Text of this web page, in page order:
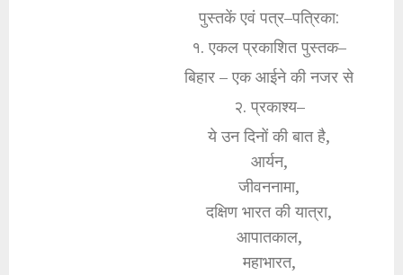
पुस्तकें एवं पत्र–पत्रिका:
१. एकल प्रकाशित पुस्तक–
बिहार – एक आईने की नजर से
२. प्रकाश्य–
ये उन दिनों की बात है,
आर्यन,
जीवननामा,
दक्षिण भारत की यात्रा,
आपातकाल,
महाभारत,